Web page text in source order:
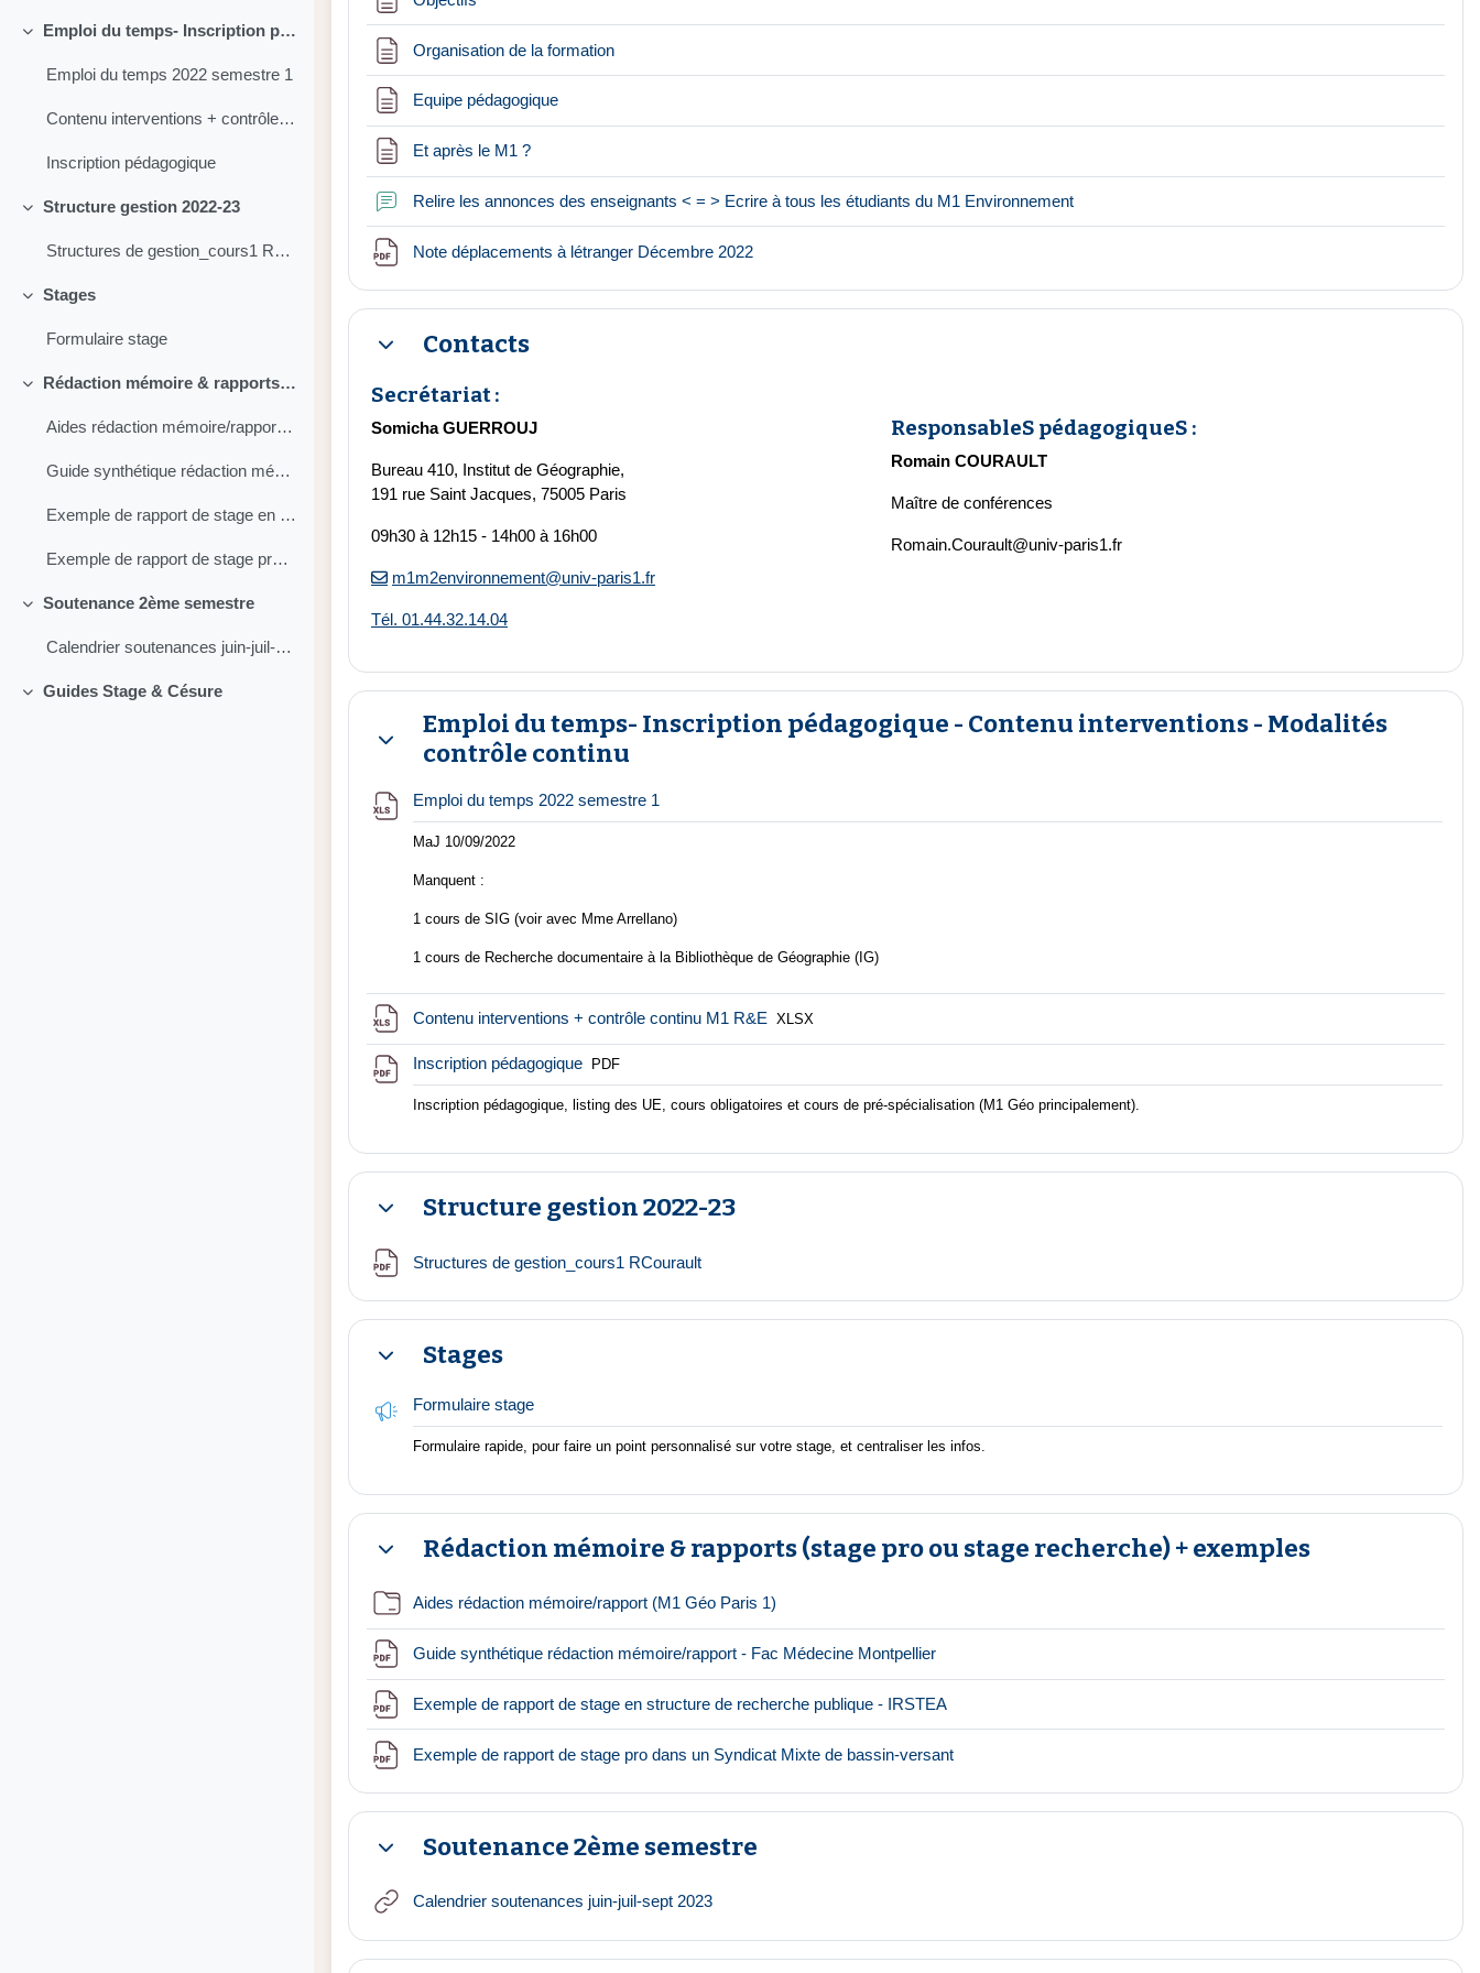
Replier
Emploi du temps- Inscription pédagogique - Contenu interventions - Modalités contrôle continu
Emploi du temps 2022 semestre 1
Contenu interventions + contrôle continu M1 R&E
Inscription pédagogique
Replier
Structure gestion 2022-23
Structures de gestion_cours1 RCourault
Replier
Stages
Formulaire stage
Replier
Rédaction mémoire & rapports (stage pro ou stage recherche) + exemples
Aides rédaction mémoire/rapport (M1 Géo Paris 1)
Guide synthétique rédaction mémoire/rapport - Fac Médecine Montpellier
Exemple de rapport de stage en structure de recherche publique - IRSTEA
Exemple de rapport de stage pro dans un Syndicat Mixte de bassin-versant
Replier
Soutenance 2ème semestre
Calendrier soutenances juin-juil-sept 2023
Replier
Guides Stage & Césure
Organisation de la formationPage
Equipe pédagogiquePage
Et après le M1 ?Page
Relire les annonces des enseignants < = > Ecrire à tous les étudiants du M1 Environnement
Note déplacements à létranger Décembre 2022
ReplierContacts
Secrétariat :
Somicha GUERROUJ
Bureau 410, Institut de Géographie,
191 rue Saint Jacques, 75005 Paris
09h30 à 12h15 - 14h00 à 16h00
m1m2environnement@univ-paris1.fr
Tél. 01.44.32.14.04
ResponsableS pédagogiqueS :
Romain COURAULT
Maître de conférences
Romain.Courault@univ-paris1.fr
Replier
Emploi du temps- Inscription pédagogique - Contenu interventions - Modalités
contrôle continu
Emploi du temps 2022 semestre 1
MaJ 10/09/2022
Manquent :
1 cours de SIG (voir avec Mme Arrellano)
1 cours de Recherche documentaire à la Bibliothèque de Géographie (IG)
Contenu interventions + contrôle continu M1 R&E Fichier
XLSX
Inscription pédagogique Fichier
PDF
Inscription pédagogique, listing des UE, cours obligatoires et cours de pré-spécialisation (M1 Géo principalement).
ReplierStructure gestion 2022-23
Structures de gestion_cours1 RCourault
ReplierStages
Formulaire stageFeedback
Formulaire rapide, pour faire un point personnalisé sur votre stage, et centraliser les infos.
ReplierRédaction mémoire & rapports (stage pro ou stage recherche) + exemples
Aides rédaction mémoire/rapport (M1 Géo Paris 1)
Guide synthétique rédaction mémoire/rapport - Fac Médecine Montpellier
Exemple de rapport de stage en structure de recherche publique - IRSTEA
Exemple de rapport de stage pro dans un Syndicat Mixte de bassin-versant
ReplierSoutenance 2ème semestre
Calendrier soutenances juin-juil-sept 2023URL